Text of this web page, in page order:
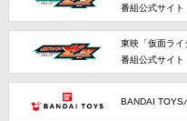
番組公式サイト
東映「仮面ライ
番組公式サイト
BANDAI TOYS